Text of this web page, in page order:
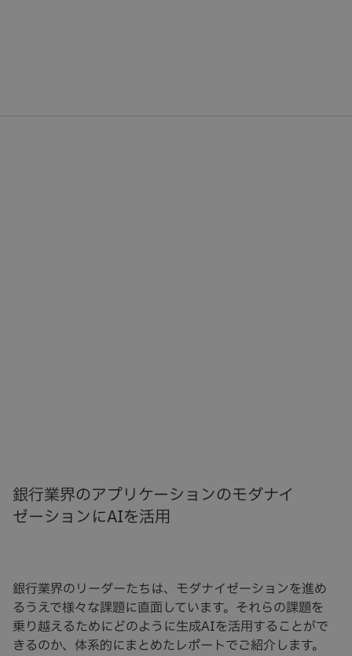
銀行業界のアプリケーションのモダナイ
ゼーションにAIを活用
銀行業界のリーダーたちは、モダナイゼーションを進め
るうえで様々な課題に直面しています。それらの課題を
乗り越えるためにどのように生成AIを活用することがで
きるのか、体系的にまとめたレポートでご紹介します。